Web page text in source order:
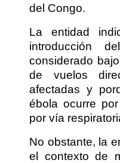
del Congo.
La entidad
introducción
considerado
de vuelos
afectadas y
ébola ocurre
por vía
No obstante, la
el contexto de